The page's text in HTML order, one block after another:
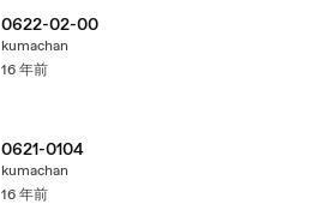
0622-02-00
kumachan
16 年前
0621-0104
kumachan
16 年前